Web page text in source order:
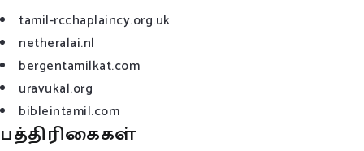
tamil-rcchaplaincy.org.uk
netheralai.nl
bergentamilkat.com
uravukal.org
bibleintamil.com
பத்திரிகைகள்